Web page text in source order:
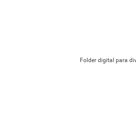
Folder digital para